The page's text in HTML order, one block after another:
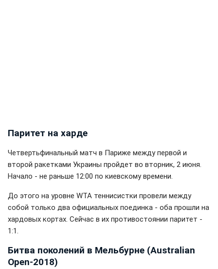
Паритет на харде
Четвертьфинальный матч в Париже между первой и
второй ракетками Украины пройдет во вторник, 2 июня.
Начало - не раньше 12:00 по киевскому времени.
До этого на уровне WTA теннисистки провели между
собой только два официальных поединка - оба прошли на
хардовых кортах. Сейчас в их противостоянии паритет -
1:1.
Битва поколений в Мельбурне (Australian
Open-2018)